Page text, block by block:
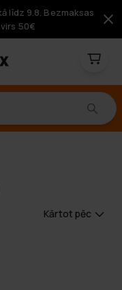
līdz 9.8. Bezmaksas
50€
Kārtot pēc